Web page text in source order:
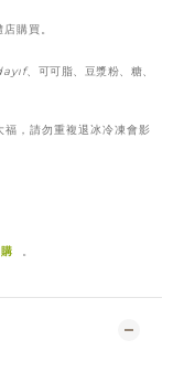
購買。
、 可可脂、豆漿粉、糖、
福，請勿重複退冰冷凍會影
。